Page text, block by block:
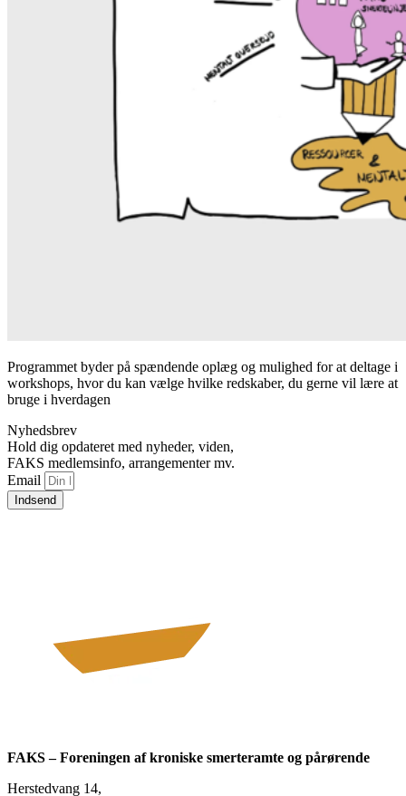
Programmet byder på spændende oplæg og mulighed for at deltage i
workshops, hvor du kan vælge hvilke redskaber, du gerne vil lære at
bruge i hverdagen
Nyhedsbrev
Hold dig opdateret med nyheder, viden,
FAKS medlemsinfo, arrangementer mv.
Email
Indsend
FAKS – Foreningen af kroniske smerteramte og pårørende
Herstedvang 14,